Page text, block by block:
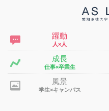
躍動
人×人
成長
仕事×卒業生
風景
学生×キャンパス